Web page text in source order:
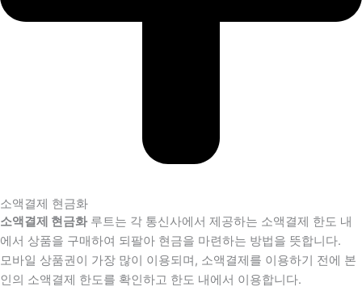
소액결제 현금화
소액결제 현금화루트는 각 통신사에서 제공하는 소액결제 한도 내
에서 상품을 구매하여 되팔아 현금을 마련하는 방법을 뜻합니다.
모바일 상품권이 가장 많이 이용되며, 소액결제를 이용하기 전에 본
인의 소액결제 한도를 확인하고 한도 내에서 이용합니다.